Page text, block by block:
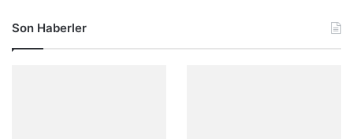
Son Haberler